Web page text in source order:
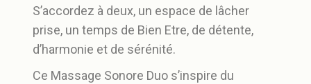
S’accordez à deux, un espace de lâcher
prise, un temps de Bien Etre, de détente,
d’harmonie et de sérénité.
Ce Massage Sonore Duo s’inspire du